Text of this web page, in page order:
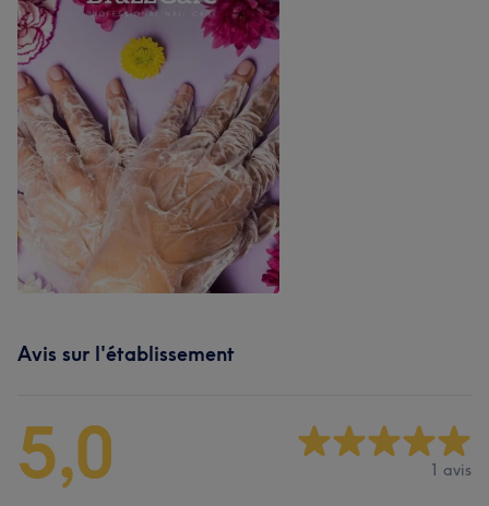
Avis sur l'établissement
5,0 1 avis